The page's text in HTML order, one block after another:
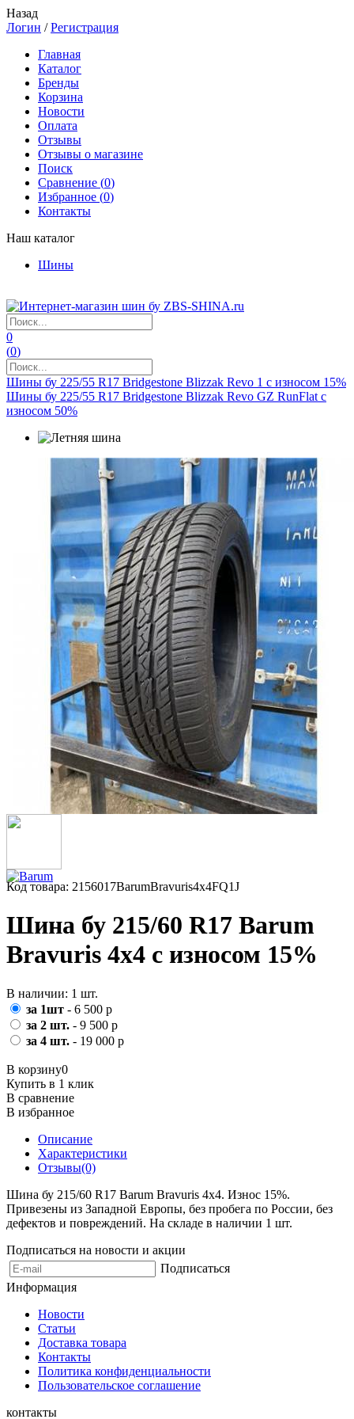
Назад
Логин /Регистрация
Главная
Каталог
Бренды
Корзина
Новости
Оплата
Отзывы
Отзывы о магазине
Поиск
Сравнение (0)
Избранное (0)
Контакты
Наш каталог
Шины
0
(0)
Шины бу 225/55 R17 Bridgestone Blizzak Revo 1 с износом 15%
Шины бу 225/55 R17 Bridgestone Blizzak Revo GZ RunFlat с
износом 50%
Код товара: 2156017BarumBravuris4x4FQ1J
Шина бу 215/60 R17 Barum
Bravuris 4x4 с износом 15%
В наличии: 1 шт.
за 1шт - 6 500 р
за 2 шт. - 9 500 р
за 4 шт. - 19 000 р
В корзину0
Купить в 1 клик
В сравнение
В избранное
Описание
Характеристики
Отзывы(0)
Шина бу 215/60 R17 Barum Bravuris 4x4. Износ 15%.
Привезены из Западной Европы, без пробега по России, без
дефектов и повреждений. На складе в наличии 1 шт.
Подписаться на новости и акции
Подписаться
Информация
Новости
Статьи
Доставка товара
Контакты
Политика конфиденциальности
Пользовательское соглашение
контакты